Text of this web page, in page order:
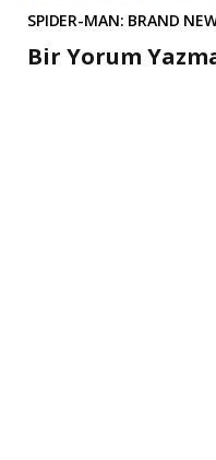
SPIDER-MAN: BRAND
Bir Yorum